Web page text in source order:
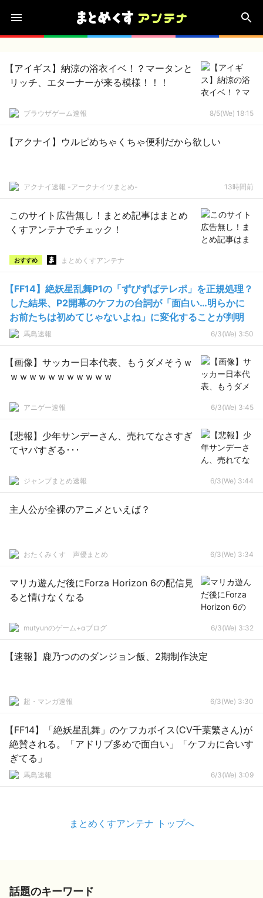
【アイギス】納涼の浴衣イベ！？マータンと
リッチ、エターナーが来る模様！！！
ブラウザゲーム速報 8/5(We) 18:15
【アクナイ】ウルピめちゃくちゃ便利だから欲しい
アクナイ速報 -アークナイツまとめ- 13時間前
このサイト広告無し！まとめ記事はまとめ
くすアンテナでチェック！
おすすめ まとめくすアンテナ
【FF14】絶妖星乱舞P1の「ずびずばテレポ」を正規処理？
した結果、P2開幕のケフカの台詞が「面白い…明らかに
お前たちは初めてじゃないよね」に変化することが判明
馬鳥速報 6/3(We) 3:50
【画像】サッカー日本代表、もうダメそうｗ
ｗｗｗｗｗｗｗｗｗｗｗ
アニゲー速報 6/3(We) 3:45
【悲報】少年サンデーさん、売れてなさすぎ
てヤバすぎる･･･
ジャンプまとめ速報 6/3(We) 3:44
主人公が全裸のアニメといえば？
おたくみくす 声優まとめ 6/3(We) 3:34
マリカ遊んだ後にForza Horizon 6の配信見
ると情けなくなる
mutyunのゲーム+αブログ 6/3(We) 3:32
【速報】鹿乃つののダンジョン飯、2期制作決定
超・マンガ速報 6/3(We) 3:30
【FF14】「絶妖星乱舞」のケフカボイス(CV千葉繁さん)が
絶賛される。「アドリブ多めで面白い」「ケフカに合いす
ぎてる」
馬鳥速報 6/3(We) 3:09
まとめくすアンテナ トップへ
話題のキーワード